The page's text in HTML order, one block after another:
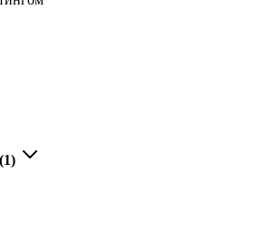
(1)